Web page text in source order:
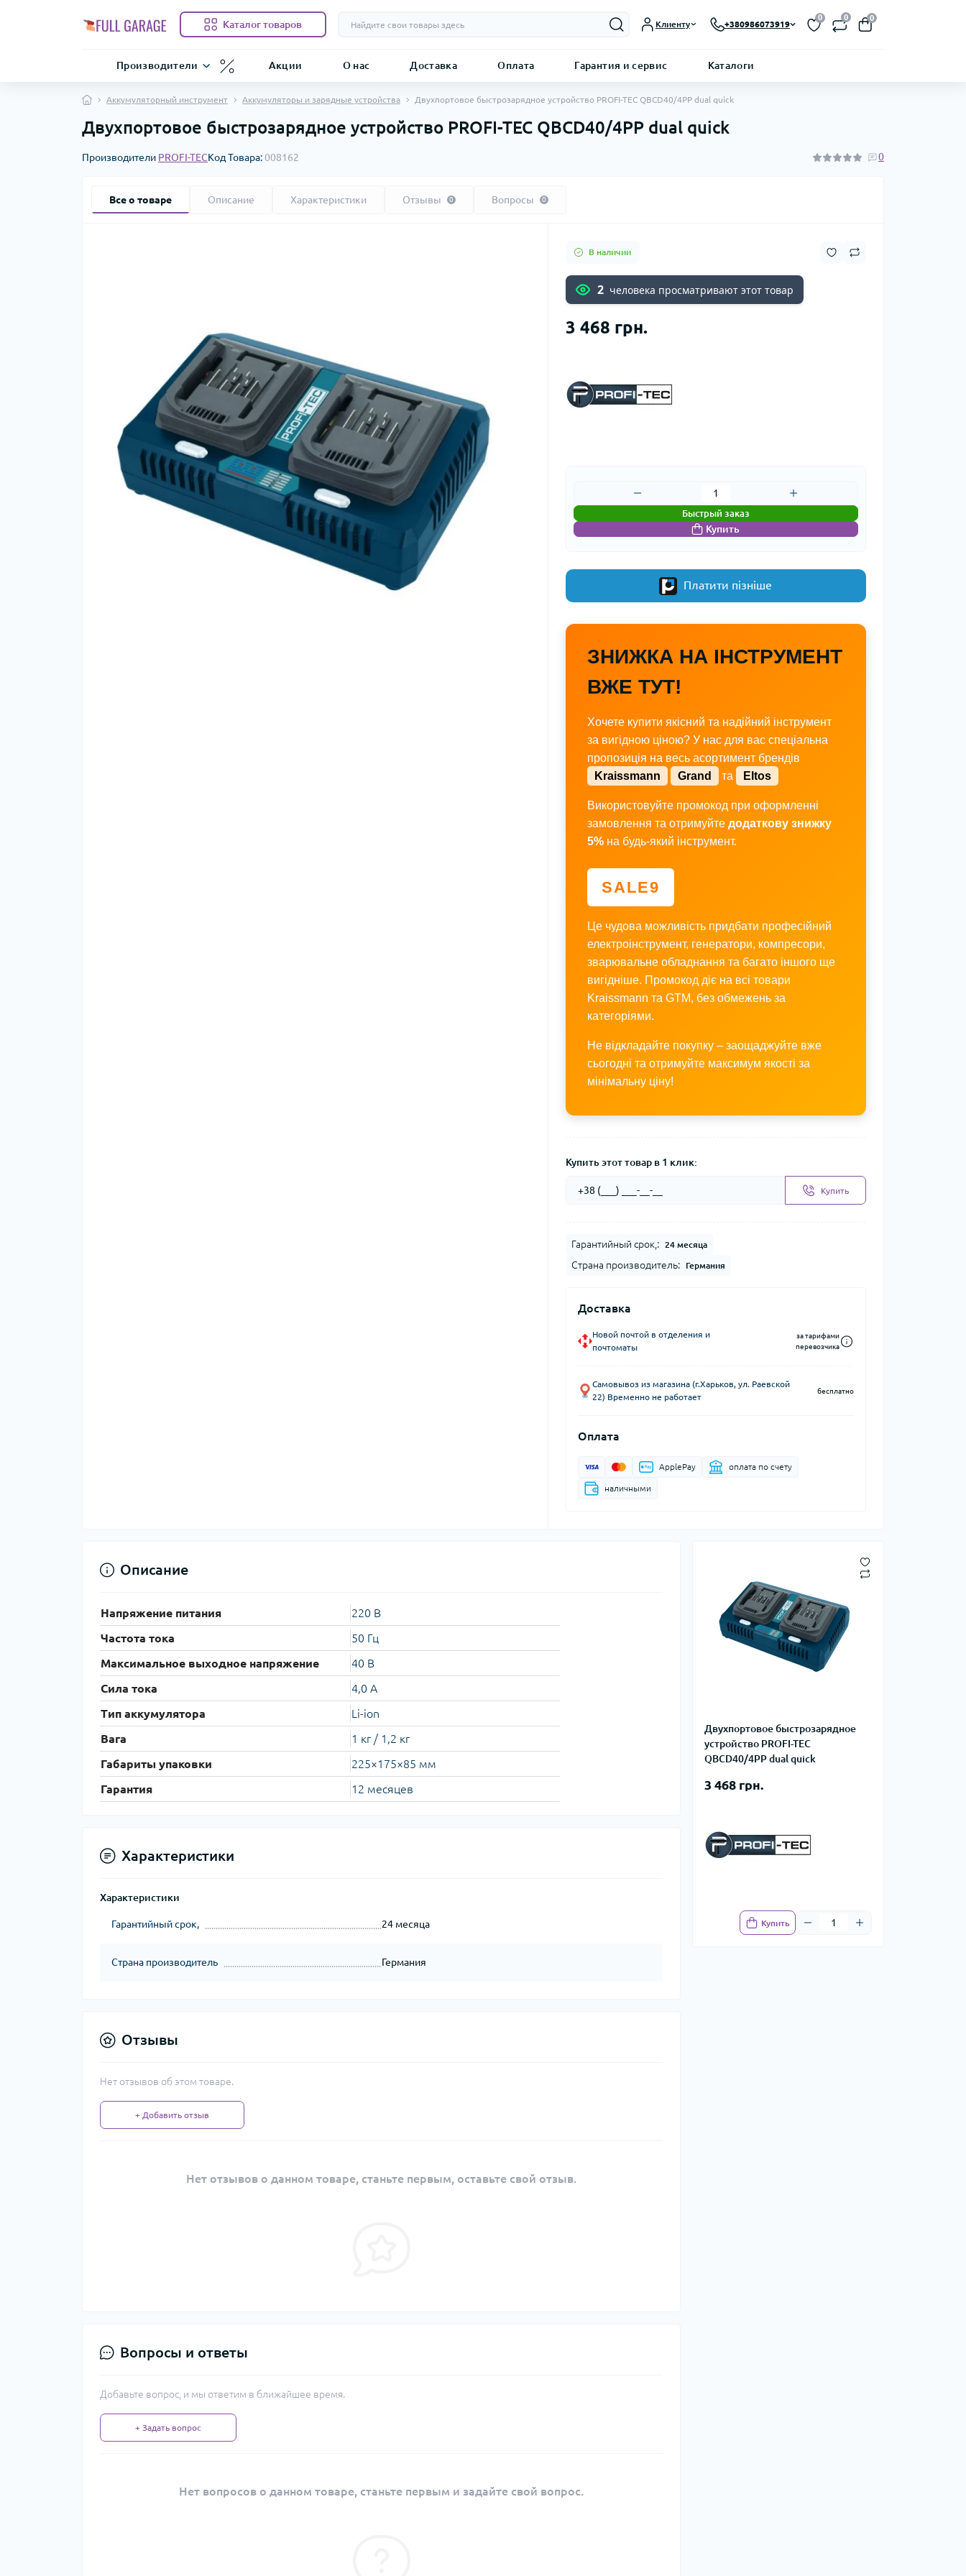
Каталог товаров Клиенту +380986073919
0 0 0
Производители Акции О нас Доставка Оплата Гарантия и сервис Каталоги
Аккумуляторный инструмент Аккумуляторы и зарядные устройства Двухпортовое быстрозарядное устройство PROFI-TEC QBCD40/4PP dual quick
Двухпортовое быстрозарядное устройство PROFI-TEC QBCD40/4PP dual quick
Производители PROFI-TECКод Товара:008162 0
Все о товаре Описание Характеристики Отзывы 0 Вопросы 0
В наличии
2 человека просматривают этот товар
3 468 грн.
Купить
Быстрый заказ
Платити пізніше
ЗНИЖКА НА ІНСТРУМЕНТ
ВЖЕ ТУТ!
Хочете купити якісний та надійний інструмент
за вигідною ціною? У нас для вас спеціальна
пропозиція на весь асортимент брендів
Kraissmann
Grand та Eltos
Використовуйте промокод при оформленні
замовлення та отримуйте додаткову знижку
5%на будь-який інструмент.
SALE9
Це чудова можливість придбати професійний
електроінструмент, генератори, компресори,
зварювальне обладнання та багато іншого ще
вигідніше. Промокод діє на всі товари
Kraissmann та GTM, без обмежень за
категоріями.
Не відкладайте покупку – заощаджуйте вже
сьогодні та отримуйте максимум якості за
мінімальну ціну!
Купить этот товар в 1 клик:
Купить
Гарантийный срок,: 24 месяца
Страна производитель: Германия
Доставка
Новой почтой в отделения и
почтоматы
за тарифами
перевозчика
Самовывоз из магазина (г.Харьков, ул. Раевской
22) Временно не работает
бесплатно
Оплата
ApplePay оплата по счету
наличными
Двухпортовое быстрозарядное
устройство PROFI-TEC
QBCD40/4PP dual quick
3 468 грн.
Купить
Описание
Напряжение питания
220 В
Частота тока
50 Гц
Максимальное выходное напряжение
40 В
Сила тока
4,0 А
Тип аккумулятора
Li-ion
Вага
1 кг / 1,2 кг
Габариты упаковки
225×175×85 мм
Гарантия
12 месяцев
Характеристики
Характеристики
Гарантийный срок, 24 месяца
Страна производитель Германия
Отзывы
Нет отзывов об этом товаре.
+ Добавить отзыв
Нет отзывов о данном товаре, станьте первым, оставьте свой отзыв.
Вопросы и ответы
Добавьте вопрос, и мы ответим в ближайшее время.
+ Задать вопрос
Нет вопросов о данном товаре, станьте первым и задайте свой вопрос.